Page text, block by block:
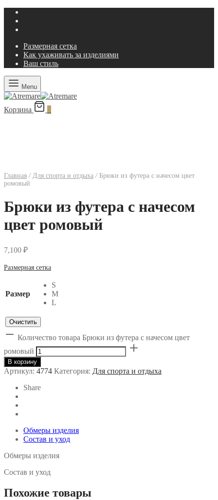
Размерная сетка
Как ухаживать за изделиями
Ваш стиль
Menu
Корзина
Главная / Для спорта и отдыха /Брюки из футера с начесом цвет
ромовый
Брюки из футера с начесом
цвет ромовый
7,100 ₽
Размерная сетка
Размер
S
M
L
Очистить
Количество товара Брюки из футера с начесом цвет
ромовый
В корзину
Артикул: 4774 Категория: Для спорта и отдыха
Share
Обмеры изделия
Состав и уход
Обмеры изделия
Состав и уход
Похожие товары